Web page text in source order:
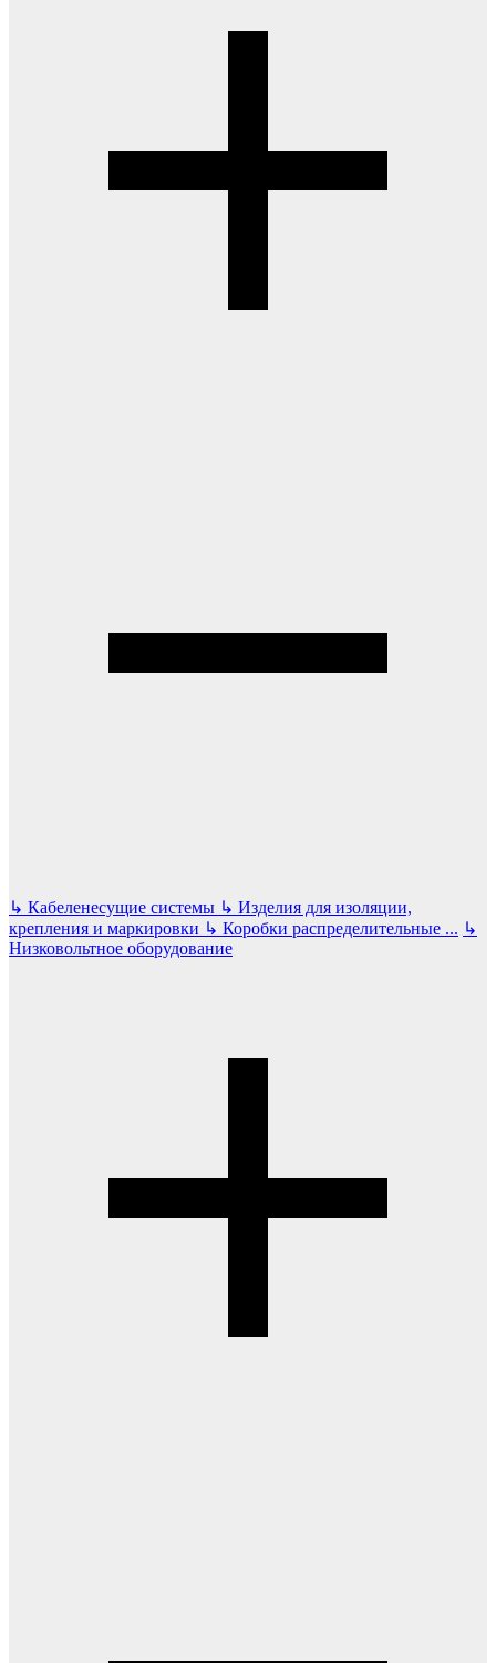
↳ Кабеленесущие системы ↳ Изделия для изоляции,
крепления и маркировки ↳ Коробки распределительные ... ↳
Низковольтное оборудование